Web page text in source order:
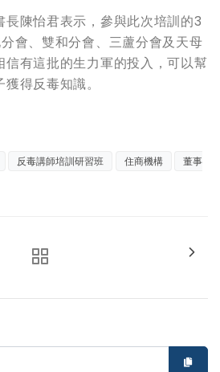
長陳怡君表示，參與此次培訓的3
會、雙和分會、三蘆分會及天母
信有這批的生力軍的投入，可以幫
得反毒知識。
反毒講師培訓研習班 住商機構
董事